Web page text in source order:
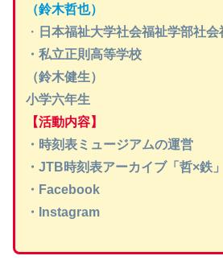
（鈴木哲也）
・ 日本福祉大学社会福祉学部社会
・私立正則高等学校
（鈴木健生）
小学六年生
【活動内容】
・時刻表ミュージアムの運営
・JTB時刻表アーカイブ「哲×鉄
・Facebook
・Instagram